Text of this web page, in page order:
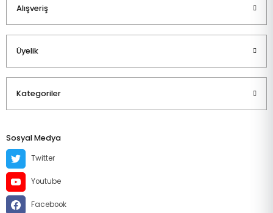
Alışveriş
Üyelik
Kategoriler
Sosyal Medya
Twitter
Youtube
Facebook